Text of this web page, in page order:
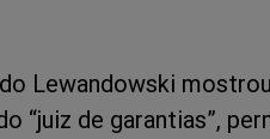
Lewandowski
“juiz de garantias”,